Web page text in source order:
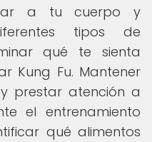
a tu cuerpo y
tipos de
qué te sienta
Kung Fu. Mantener
prestar atención a
el entrenamiento
qué alimentos